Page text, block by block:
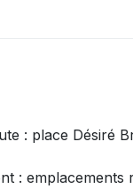
: place Désiré
: emplacements